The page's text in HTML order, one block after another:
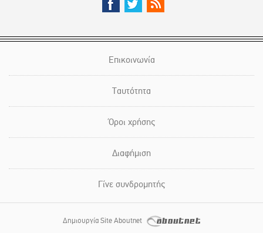
Επικοινωνία
Ταυτότητα
Όροι χρήσης
Διαφήμιση
Γίνε συνδρομητής
Δημιουργία Site Aboutnet